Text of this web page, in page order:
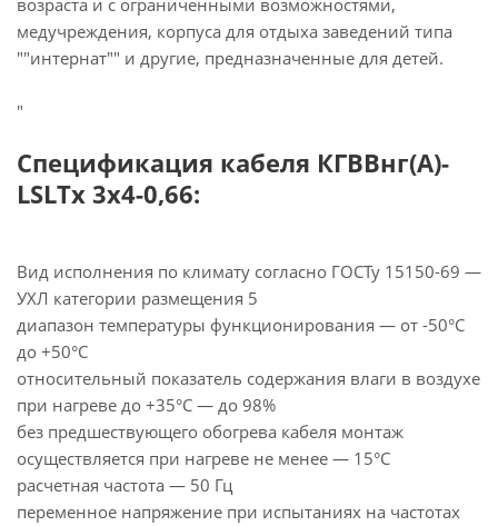
возраста и с ограниченными возможностями,
медучреждения, корпуса для отдыха заведений типа
""интернат"" и другие, предназначенные для детей.
"
Спецификация кабеля КГВВнг(А)-
LSLTx 3х4-0,66:
Вид исполнения по климату согласно ГОСТу 15150-69 —
УХЛ категории размещения 5
диапазон температуры функционирования — от -50°С
до +50°С
относительный показатель содержания влаги в воздухе
при нагреве до +35°С — до 98%
без предшествующего обогрева кабеля монтаж
осуществляется при нагреве не менее — 15°С
расчетная частота — 50 Гц
переменное напряжение при испытаниях на частотах